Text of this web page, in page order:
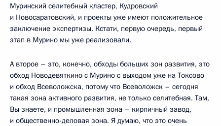
Муринский селитебный кластер, Кудровский
и Новосаратовский, и проекты уже имеют положительное
заключение экспертизы. Кстати, первую очередь, первый
этап в Мурино мы уже реализовали.
А второе – это, конечно, обходы больших зон развития, это
обход Новодевяткино с Мурино с выходом уже на Токсово
и обход Всеволожска, потому что Всеволожск – сегодня
такая зона активного развития, не только селитебная. Там,
Вы знаете, и промышленная зона – кирпичный завод,
и общественно-деловая зона. Я думаю, что это очень